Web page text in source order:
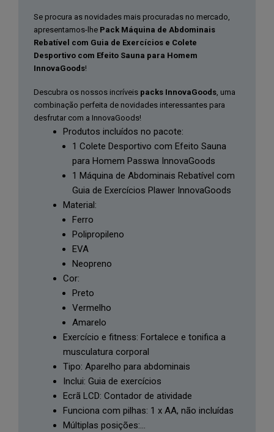
Exercícios
Colete
Homem
InnovaGoods
Se procura as novidades mais procuradas no mercado,
apresentamos-lhe Pack Máquina de Abdominais
Rebatível com Guia de Exercícios e Colete
Desportivo com Efeito Sauna para Homem
InnovaGoods!
Descubra os nossos incríveis packs InnovaGoods, uma
combinação perfeita de novidades interessantes para
desfrutar com a InnovaGoods!
Produtos incluídos no pacote:
1 Colete Desportivo com Efeito Sauna
para Homem Passwa InnovaGoods
1 Máquina de Abdominais Rebatível com
Guia de Exercícios Plawer InnovaGoods
Material:
Ferro
Polipropileno
EVA
Neopreno
Cor:
Preto
Vermelho
Amarelo
Exercício e fitness: Fortalece e tonifica a
musculatura corporal
Tipo: Aparelho para abdominais
Inclui: Guia de exercícios
Ecrã LCD: Contador de atividade
Funciona com pilhas: 1 x AA, não incluídas
Múltiplas posições:…